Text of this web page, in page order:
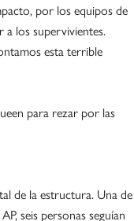
por los equipos de
los supervivientes.
esta terrible
para rezar por las
de la estructura. Una de
seis personas seguían